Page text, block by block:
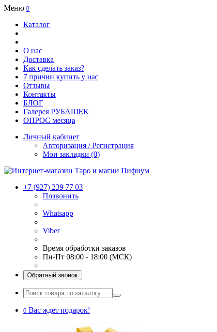
Меню 0
Каталог
О нас
Доставка
Как сделать заказ?
7 причин купить у нас
Отзывы
Контакты
БЛОГ
Галерея РУБАШЕК
ОПРОС месяца
Личный кабинет
Авторизация / Регистрация
Мои закладки (0)
+7 (927) 239 77 03
Позвонить
Whatsapp
Viber
Время обработки заказов
Пн-Пт 08:00 - 18:00 (МСК)
Обратный звонок
0 Вас ждет подарок!